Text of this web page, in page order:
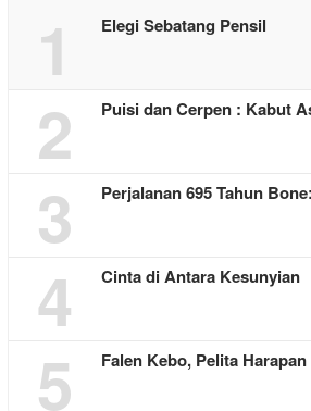
1 Elegi Sebatang Pensil
2 Puisi dan Cerpen : Kabut
3 Perjalanan 695 Tahun
4 Cinta di Antara Kesunyian
5 Falen Kebo, Pelita